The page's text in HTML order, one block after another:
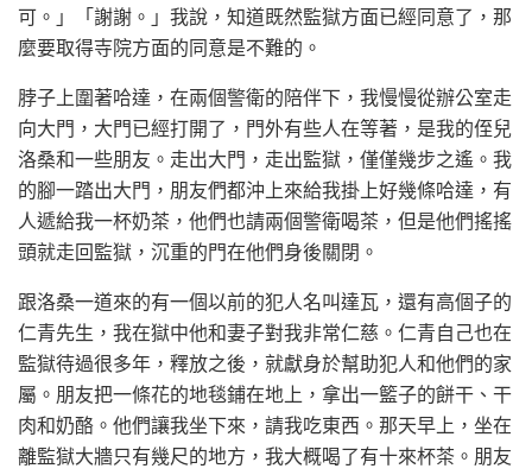
可。」「謝謝。」我說，知道既然監獄方面已經同意了，那
麼要取得寺院方面的同意是不難的。
脖子上圍著哈達，在兩個警衛的陪伴下，我慢慢從辦公室走
向大門，大門已經打開了，門外有些人在等著，是我的侄兒
洛桑和一些朋友。走出大門，走出監獄，僅僅幾步之遙。我
的腳一踏出大門，朋友們都沖上來給我掛上好幾條哈達，有
人遞給我一杯奶茶，他們也請兩個警衛喝茶，但是他們搖搖
頭就走回監獄，沉重的門在他們身後關閉。
跟洛桑一道來的有一個以前的犯人名叫達瓦，還有高個子的
仁青先生，我在獄中他和妻子對我非常仁慈。仁青自己也在
監獄待過很多年，釋放之後，就獻身於幫助犯人和他們的家
屬。朋友把一條花的地毯鋪在地上，拿出一籃子的餅干、干
肉和奶酪。他們讓我坐下來，請我吃東西。那天早上，坐在
離監獄大牆只有幾尺的地方，我大概喝了有十來杯茶。朋友